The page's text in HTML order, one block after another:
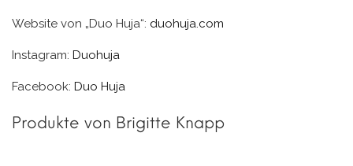
Website von „Duo Huja“: duohuja.com
Instagram: Duohuja
Facebook: Duo Huja
Produkte von Brigitte Knapp